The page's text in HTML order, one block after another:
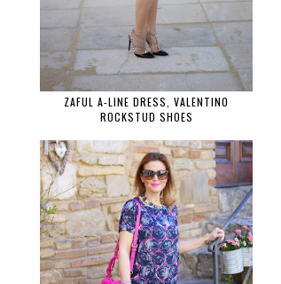
ZAFUL A-LINE DRESS, VALENTINO
ROCKSTUD SHOES